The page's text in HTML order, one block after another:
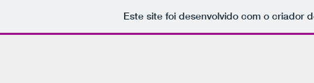
Este site foi desenvolvido com o criador